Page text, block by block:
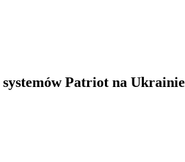
Patriot na Ukrainie